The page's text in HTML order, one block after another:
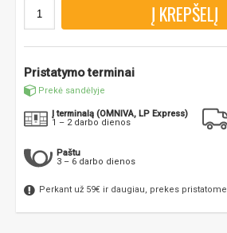
Į KREPŠELĮ
Pristatymo terminai
Prekė sandėlyje
Į terminalą (OMNIVA, LP Express)
1 – 2 darbo dienos
Paštu
3 – 6 darbo dienos
Perkant už 59€ ir daugiau, prekes pristatome